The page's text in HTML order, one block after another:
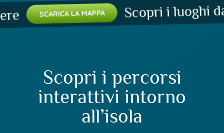
SCARICA LA MAPPA Scopri i luoghi da
Scopri i percorsi
interattivi intorno
all’isola